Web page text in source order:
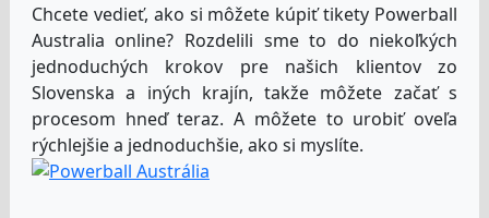
Chcete vedieť, ako si môžete kúpiť tikety Powerball
Australia online? Rozdelili sme to do niekoľkých
jednoduchých krokov pre našich klientov zo
Slovenska a iných krajín, takže môžete začať s
procesom hneď teraz. A môžete to urobiť oveľa
rýchlejšie a jednoduchšie, ako si myslíte.